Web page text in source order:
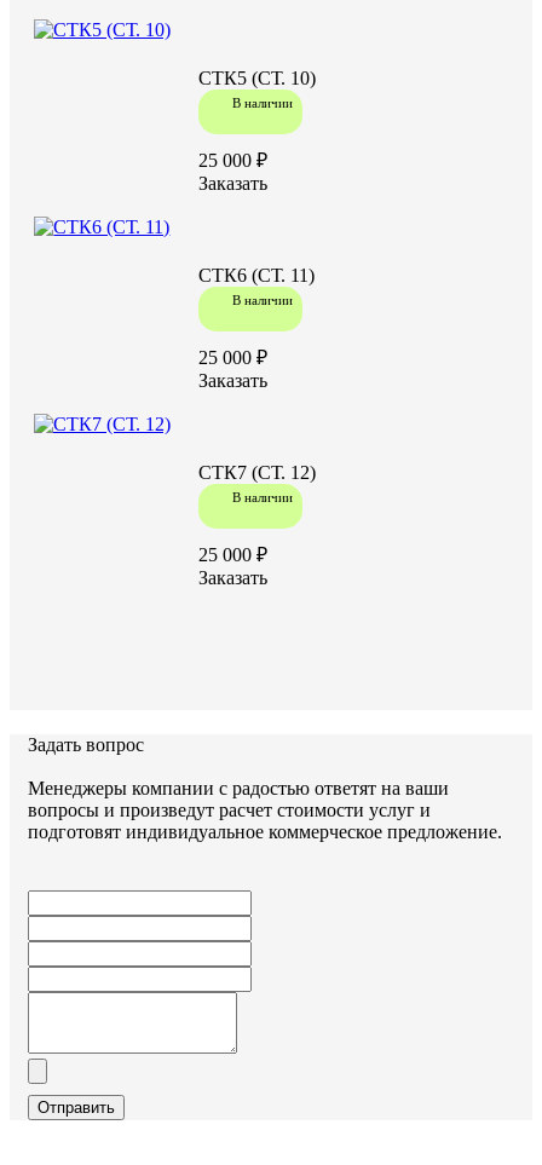
В наличии
СТК5 (СТ. 10)
25 000 ₽
Заказать
В наличии
СТК6 (СТ. 11)
25 000 ₽
Заказать
В наличии
СТК7 (СТ. 12)
25 000 ₽
Заказать
Задать вопрос
Менеджеры компании с радостью ответят на ваши
вопросы и произведут расчет стоимости услуг и
подготовят индивидуальное коммерческое предложение.
Отправить